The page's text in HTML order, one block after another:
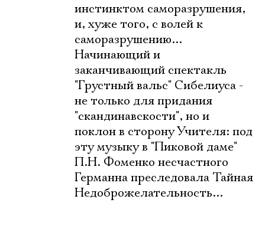
инстинктом саморазрушения,
и, хуже того, с волей к
саморазрушению...
Начинающий и
заканчивающий спектакль
"Грустный вальс" Сибелиуса -
не только для придания
"скандинавскости", но и
поклон в сторону Учителя: под
эту музыку в "Пиковой даме"
П.Н. Фоменко несчастного
Германна преследовала Тайная
Недоброжелательность...